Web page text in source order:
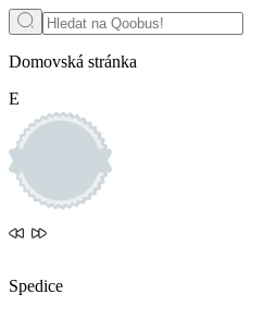
Domovská stránka
E
Spedice